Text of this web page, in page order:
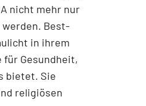
nicht mehr nur
werden. Best­
in ihrem
für Gesundheit,
bietet. Sie
religiösen